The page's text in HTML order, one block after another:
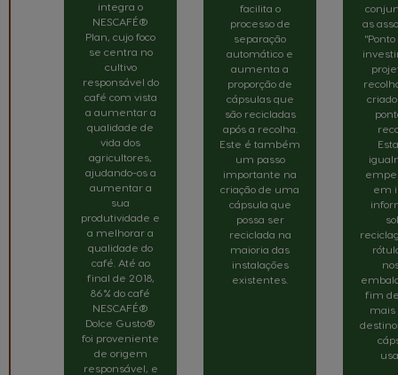
integra o
NESCAFÉ®
Plan, cujo foco
se centra no
cultivo
responsável do
café com vista
a aumentar a
qualidade de
vida dos
agricultores,
ajudando-os a
aumentar a
sua
produtividade e
a melhorar a
qualidade do
café. Até ao
final de 2018,
86% do café
NESCAFÉ®
Dolce Gusto®
foi proveniente
de origem
responsável, e
facilita o
processo de
separação
automático e
aumenta a
proporção de
cápsulas que
são recicladas
após a recolha.
Este é também
um passo
importante na
criação de uma
cápsula que
possa ser
reciclada na
maioria das
instalações
existentes.
as
em
fim
mais